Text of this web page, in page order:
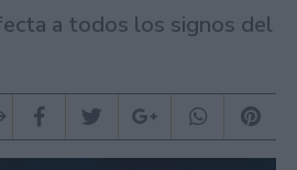
a todos los signos del